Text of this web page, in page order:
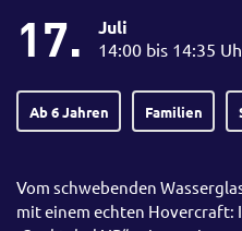
17. Juli
14:00 bis 14:35
Ab 6 Jahren Familien
Vom schwebenden
mit einem echten Hovercraft: